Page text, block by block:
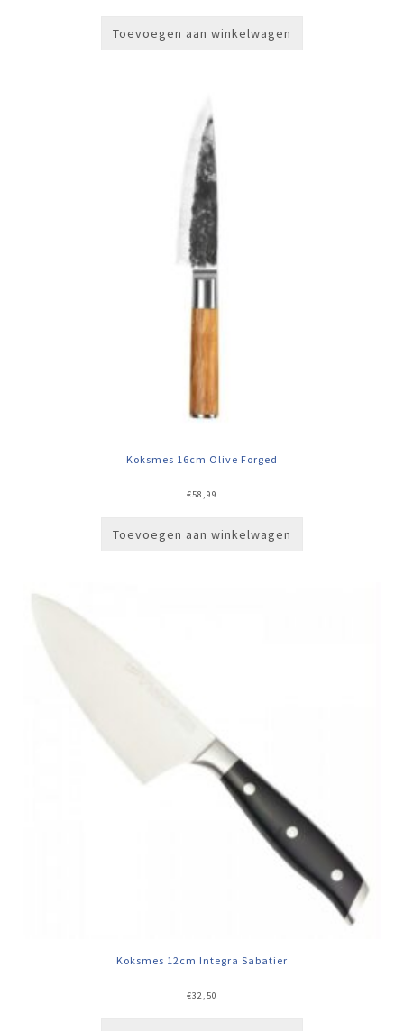
Toevoegen aan winkelwagen
Koksmes 16cm Olive Forged
€58,99
Toevoegen aan winkelwagen
Koksmes 12cm Integra Sabatier
€32,50